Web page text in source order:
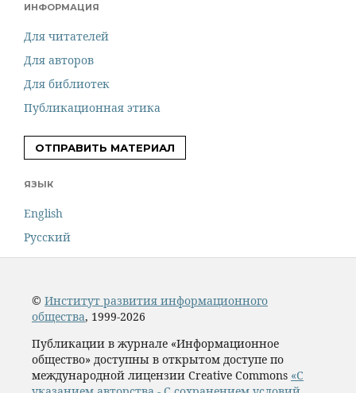
ИНФОРМАЦИЯ
Для читателей
Для авторов
Для библиотек
Публикационная этика
ОТПРАВИТЬ МАТЕРИАЛ
ЯЗЫК
English
Русский
© Институт развития информационного
общества, 1999-2026
Публикации в журнале «Информационное
общество» доступны в открытом доступе по
международной лицензии Creative Commons «С